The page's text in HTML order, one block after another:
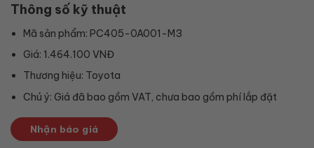
Thông số kỹ thuật
Mã sản phẩm: PC405-0A001-M3
Giá: 1.464.100 VNĐ
Thương hiệu: Toyota
Chú ý: Giá đã bao gồm VAT, chưa bao gồm phí lắp đặt
Nhận báo giá